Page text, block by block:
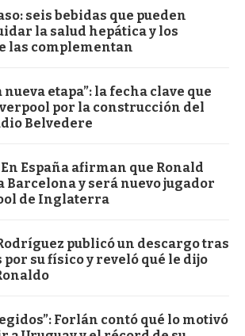
seis bebidas que pueden
la salud hepática y los
las complementan
etapa”: la fecha clave que
por la construcción del
Belvedere
En España afirman que Ronald
Barcelona y será nuevo jugador
de Inglaterra
publicó un descargo tras
su físico y reveló qué le dijo
Forlán contó qué lo motivó